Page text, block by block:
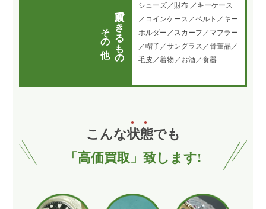
買取できるもの
その他
シューズ／財布 ／キーケース
／コインケース／ベルト／キー
ホルダー／スカーフ／マフラー
／帽子／サングラス／骨董品／
毛皮／着物／お酒／食器
こんな状態でも
「高価買取」致します!